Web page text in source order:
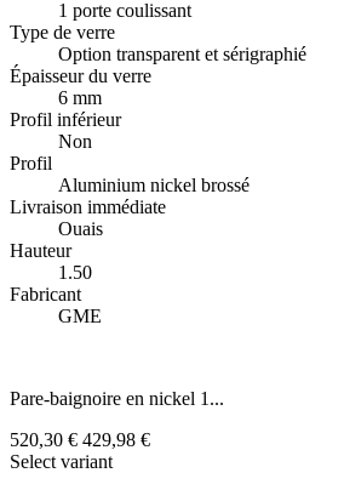
1 porte coulissant
Type de verre
Option transparent et sérigraphié
Épaisseur du verre
6 mm
Profil inférieur
Non
Profil
Aluminium nickel brossé
Livraison immédiate
Ouais
Hauteur
1.50
Fabricant
GME
Pare-baignoire en nickel 1...
520,30 € 429,98 €
Select variant